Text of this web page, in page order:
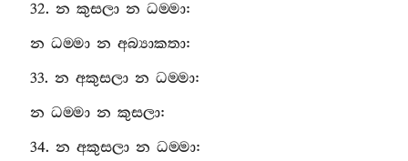
32. න කුසලා න ධම‍්මා:
න ධම‍්මා න අබ්‍යාකතා:
33. න අකුසලා න ධම‍්මා:
න ධම‍්මා න කුසලා:
34. න අකුසලා න ධම‍්මා: